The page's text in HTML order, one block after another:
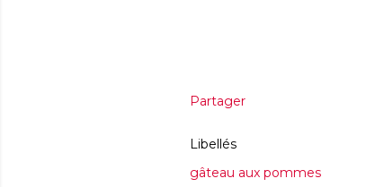
Partager
Libellés
gâteau aux pommes